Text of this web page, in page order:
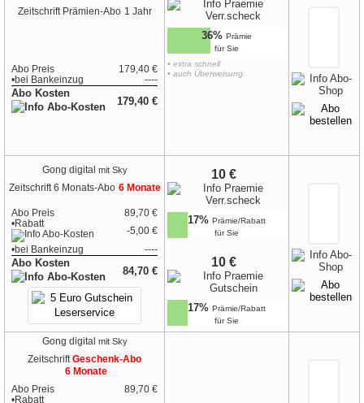
Zeitschrift Prämien-Abo 1 Jahr
Abo Preis
179,40 €
•bei Bankeinzug ----
Abo Kosten
179,40 €
36% Prämie
für Sie
• extra schnell
• auch Überweisung
Gong digital mit Sky
Zeitschrift 6 Monats-Abo 6 Monate
Abo Preis
89,70 €
•Rabatt
-5,00 €
•bei Bankeinzug ----
Abo Kosten
84,70 €
10 €
17% Prämie/Rabatt
für Sie
10 €
17% Prämie/Rabatt
für Sie
Gong digital mit Sky
Zeitschrift Geschenk-Abo
6 Monate
Abo Preis
89,70 €
•Rabatt